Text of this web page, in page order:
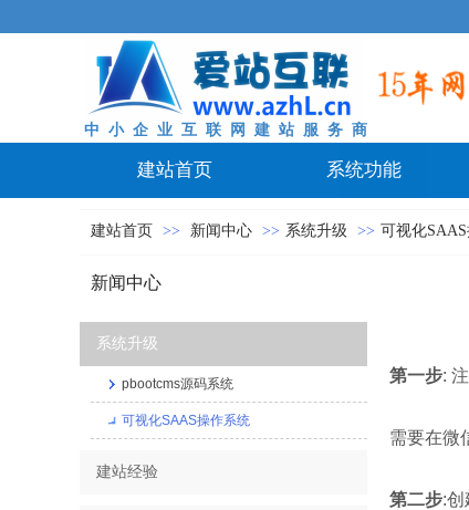
中 小 企 业 互 联 网 建 站 服 务 商
建站首页 系统功能
建站首页 >> 新闻中心 >> 系统升级 >> 可视化
新闻中心
系统升级
pbootcms源码系统
可视化SAAS操作系统
建站经验
第一步:
需要在微
第二步: